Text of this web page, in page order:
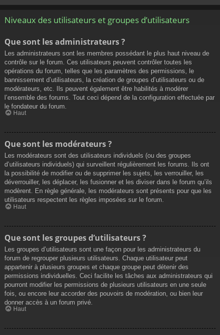
Niveaux des utilisateurs et groupes d’utilisateurs
Que sont les administrateurs ?
Les administrateurs sont les membres possédant le plus haut niveau de
contrôle sur le forum. Ces utilisateurs peuvent contrôler toutes les
opérations du forum, telles que les paramètres des permissions, le
bannissement d’utilisateurs, la création de groupes d’utilisateurs ou de
modérateurs, etc. Ils peuvent également être habilités à modérer
l’ensemble des forums. Tout ceci dépend de la configuration effectuée par
le fondateur du forum.
Haut
Que sont les modérateurs ?
Les modérateurs sont des utilisateurs individuels (ou des groupes
d’utilisateurs individuels) qui surveillent régulièrement les forums. Ils ont
la possibilité de modifier ou de supprimer les sujets, les verrouiller, les
déverrouiller, les déplacer, les fusionner et les diviser dans le forum qu’ils
modèrent. En règle générale, les modérateurs sont présents pour que les
utilisateurs respectent les règles imposées sur le forum.
Haut
Que sont les groupes d’utilisateurs ?
Les groupes d’utilisateurs sont une façon pour les administrateurs du
forum de regrouper plusieurs utilisateurs. Chaque utilisateur peut
appartenir à plusieurs groupes et chaque groupe peut détenir des
permissions individuelles. Ceci facilite les tâches aux administrateurs qui
pourront modifier les permissions de plusieurs utilisateurs en une seule
fois, ou encore leur accorder des pouvoirs de modération, ou bien leur
donner accès à un forum privé.
Haut